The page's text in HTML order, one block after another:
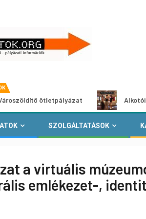
ötletpályázat Alkotói
SZOLGÁLTATÁSOK
a virtuális
emlékezet-,